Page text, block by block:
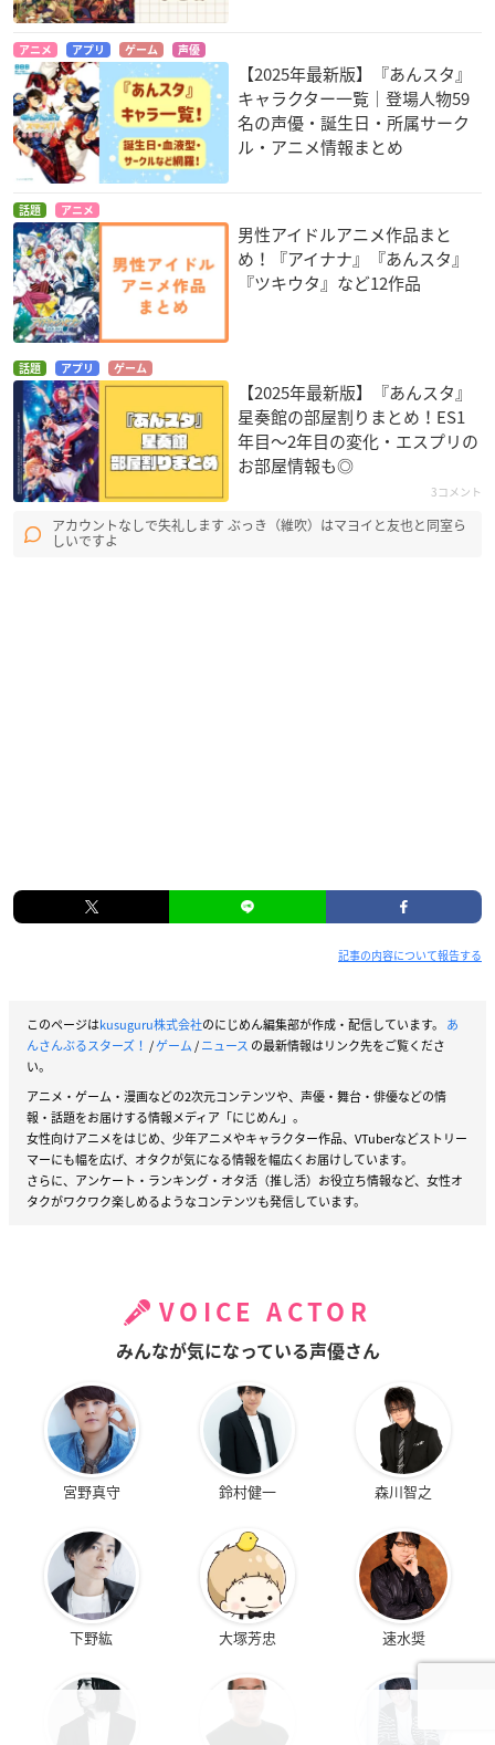
アニメ アプリ ゲーム 声優
【2025年最新版】『あんスタ』
キャラクター一覧｜登場人物59
名の声優・誕生日・所属サーク
ル・アニメ情報まとめ
話題 アニメ
男性アイドルアニメ作品まと
め！『アイナナ』『あんスタ』
『ツキウタ』など12作品
話題 アプリ ゲーム
【2025年最新版】『あんスタ』
星奏館の部屋割りまとめ！ES1
年目〜2年目の変化・エスプリの
お部屋情報も◎
3コメント
アカウントなしで失礼します ぶっき（維吹）はマヨイと友也と同室ら
しいですよ
記事の内容について報告する
このページはkusuguru株式会社のにじめん編集部が作成・配信しています。 あ
んさんぶるスターズ！ /ゲーム/ニュース の最新情報はリンク先をご覧くださ
い。
アニメ・ゲーム・漫画などの2次元コンテンツや、声優・舞台・俳優などの情
報・話題をお届けする情報メディア「にじめん」。
女性向けアニメをはじめ、少年アニメやキャラクター作品、VTuberなどストリー
マーにも幅を広げ、オタクが気になる情報を幅広くお届けしています。
さらに、アンケート・ランキング・オタ活（推し活）お役立ち情報など、女性オ
タクがワクワク楽しめるようなコンテンツも発信しています。
VOICE ACTOR
みんなが気になっている声優さん
宮野真守 鈴村健一 森川智之
下野紘 大塚芳忠 速水奨